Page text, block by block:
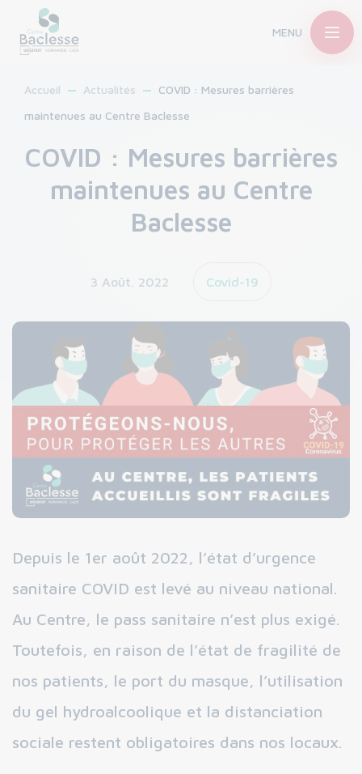
MENU
Accueil Actualités
COVID : Mesures barrières
maintenues au Centre Baclesse
COVID : Mesures barrières
maintenues au Centre
Baclesse
3 Août. 2022 Covid-19
Depuis le 1er août 2022, l’état d’urgence
sanitaire COVID est levé au niveau national.
Au Centre, le pass sanitaire n’est plus exigé.
Toutefois, en raison de l’état de fragilité de
nos patients, le port du masque, l’utilisation
du gel hydroalcoolique et la distanciation
sociale restent obligatoires dans nos locaux.